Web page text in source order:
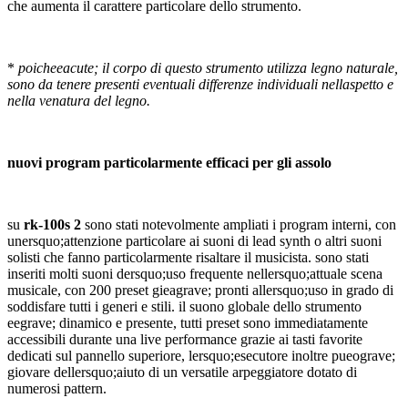
che aumenta il carattere particolare dello strumento.
* poicheeacute; il corpo di questo strumento utilizza legno naturale,
sono da tenere presenti eventuali differenze individuali nellaspetto e
nella venatura del legno.
nuovi program particolarmente efficaci per gli assolo
su rk-100s 2 sono stati notevolmente ampliati i program interni, con
unersquo;attenzione particolare ai suoni di lead synth o altri suoni
solisti che fanno particolarmente risaltare il musicista. sono stati
inseriti molti suoni dersquo;uso frequente nellersquo;attuale scena
musicale, con 200 preset gieagrave; pronti allersquo;uso in grado di
soddisfare tutti i generi e stili. il suono globale dello strumento
eegrave; dinamico e presente, tutti preset sono immediatamente
accessibili durante una live performance grazie ai tasti favorite
dedicati sul pannello superiore, lersquo;esecutore inoltre pueograve;
giovare dellersquo;aiuto di un versatile arpeggiatore dotato di
numerosi pattern.